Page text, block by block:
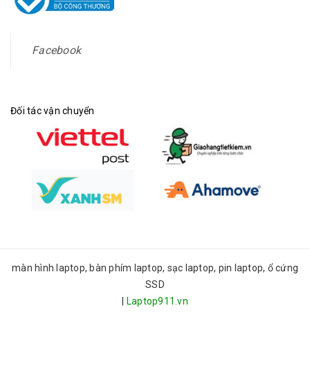
Facebook
Đối tác vận chuyển
màn hình laptop, bàn phím laptop, sạc laptop, pin laptop, ổ cứng
SSD
Laptop911.vn